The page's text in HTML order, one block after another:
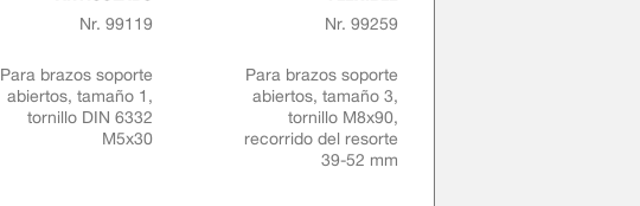
Nr. 99119
Para brazos soporte
abiertos, tamaño 1,
tornillo DIN 6332
M5x30
Nr. 99259
Para brazos soporte
abiertos, tamaño 3,
tornillo M8x90,
recorrido del resorte
39-52 mm